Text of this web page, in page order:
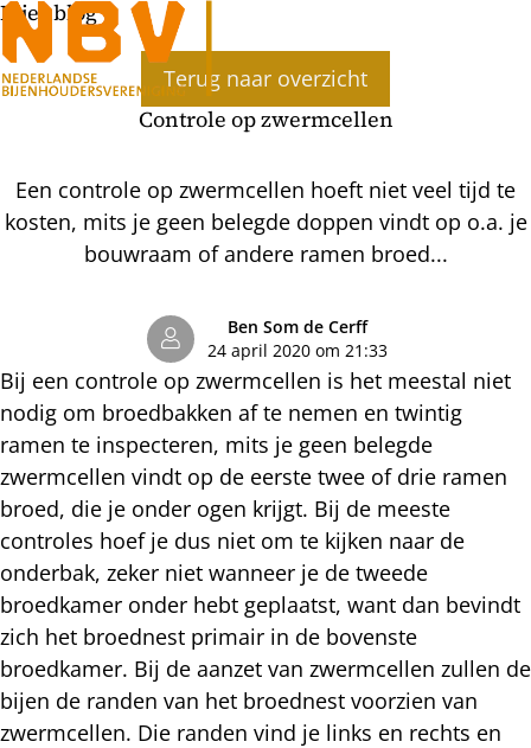
Bijenblog
Terug naar overzicht
Controle op zwermcellen
Een controle op zwermcellen hoeft niet veel tijd te
kosten, mits je geen belegde doppen vindt op o.a. je
bouwraam of andere ramen broed...
Ben Som de Cerff
24 april 2020 om 21:33
Bij een controle op zwermcellen is het meestal niet
nodig om broedbakken af te nemen en twintig
ramen te inspecteren, mits je geen belegde
zwermcellen vindt op de eerste twee of drie ramen
broed, die je onder ogen krijgt. Bij de meeste
controles hoef je dus niet om te kijken naar de
onderbak, zeker niet wanneer je de tweede
broedkamer onder hebt geplaatst, want dan bevindt
zich het broednest primair in de bovenste
broedkamer. Bij de aanzet van zwermcellen zullen de
bijen de randen van het broednest voorzien van
zwermcellen. Die randen vind je links en rechts en